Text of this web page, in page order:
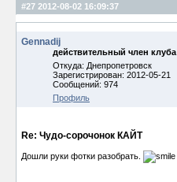
#27 2012-08-02 16:09:37
Gennadij
действительный член клуба
Откуда: Днепропетровск
Зарегистрирован: 2012-05-21
Сообщений: 974
Профиль
Re: Чудо-сорочонок КАЙТ
Дошли руки фотки разобрать.